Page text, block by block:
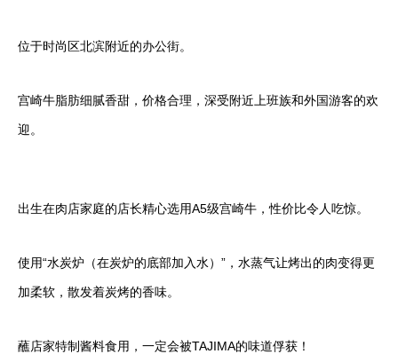
位于时尚区北滨附近的办公街。
宫崎牛脂肪细腻香甜，价格合理，深受附近上班族和外国游客的欢
迎。
出生在肉店家庭的店长精心选用A5级宫崎牛，性价比令人吃惊。
使用“水炭炉（在炭炉的底部加入水）”，水蒸气让烤出的肉变得更
加柔软，散发着炭烤的香味。
蘸店家特制酱料食用，一定会被TAJIMA的味道俘获！